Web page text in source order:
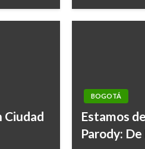
Ciudad
BOGOTÁ
Estamos
Parody: